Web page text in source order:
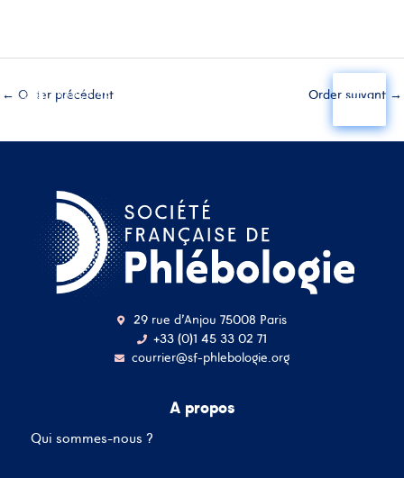
← Order précédent Order suivant →
29 rue d'Anjou 75008 Paris
+33 (0)1 45 33 02 71
courrier@sf-phlebologie.org
A propos
Qui sommes-nous ?
adresse mail